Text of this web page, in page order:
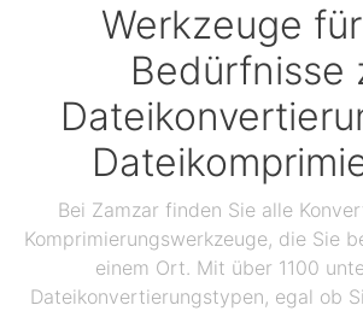
Werkzeuge
Bedürfnisse
Bei Zamzar finden Sie alle
Komprimierungswerkzeuge, die Sie
einem Ort. Mit über 1100
Dateikonvertierungstypen, egal ob